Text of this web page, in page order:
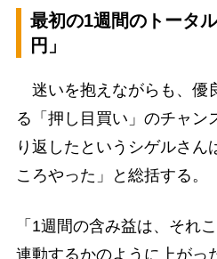
最初の1週間のトータ
円」
迷いを抱えながらも、優
る「押し目買い」のチャン
り返したというシゲルさん
ころやった」と総括する。
「1週間の含み益は、それ
連動するかのように上がっ